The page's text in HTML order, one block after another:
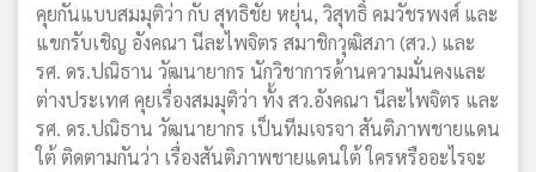
คุยกันแบบสมมุติว่า กับ สุทธิชัย หยุ่น, วิสุทธิ์ คมวัชรพงศ์ และ
แขกรับเชิญ อังคณา นีละไพจิตร สมาชิกวุฒิสภา (สว.) และ
รศ. ดร.ปณิธาน วัฒนายากร นักวิชาการด้านความมั่นคงและ
ต่างประเทศ คุยเรื่องสมมุติว่า ทั้ง สว.อังคณา นีละไพจิตร และ
รศ. ดร.ปณิธาน วัฒนายากร เป็นทีมเจรจา สันติภาพชายแดน
ใต้ ติดตามกันว่า เรื่องสันติภาพชายแดนใต้ ใครหรืออะไรจะ